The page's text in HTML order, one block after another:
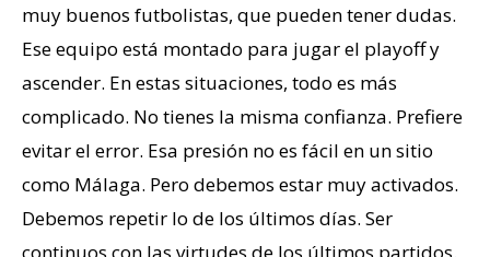
muy buenos futbolistas, que pueden tener dudas.
Ese equipo está montado para jugar el playoff y
ascender. En estas situaciones, todo es más
complicado. No tienes la misma confianza. Prefiere
evitar el error. Esa presión no es fácil en un sitio
como Málaga. Pero debemos estar muy activados.
Debemos repetir lo de los últimos días. Ser
continuos con las virtudes de los últimos partidos.